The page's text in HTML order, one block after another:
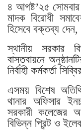
৪ আগষ্ট’২৫
মাদক বিরোধী
হিসেবে বক্তব্য
স্থানীয় সরকার
বাস্তবায়নে
নির্বাহী কর্মকর্তা
এসময় বিশেষ
থানার অফিসার
সরকারী কলেজের
বিভিন্ন প্রিন্ট ও